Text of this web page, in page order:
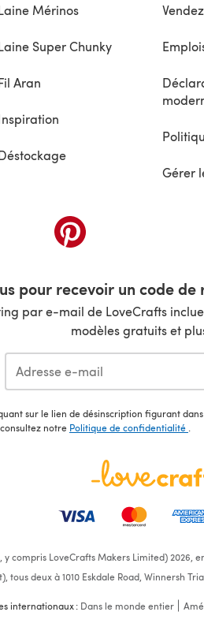
Mérinos
Super Chunky
Aran
Gérer
onglet) (s'ouvre dans un
pour recevoir un code de
par e-mail de LoveCrafts
modèles gratuits et
sur le lien de désinscription figurant
notre Politique de confidentialité
compris LoveCrafts Makers Limited) 2026,
tous deux à 1010 Eskdale Road, Winnersh
internationaux : Dans le monde entier